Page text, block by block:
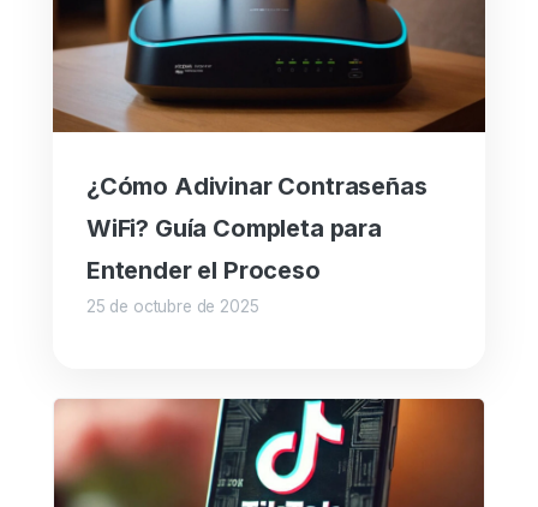
¿Cómo Adivinar Contraseñas
WiFi? Guía Completa para
Entender el Proceso
25 de octubre de 2025